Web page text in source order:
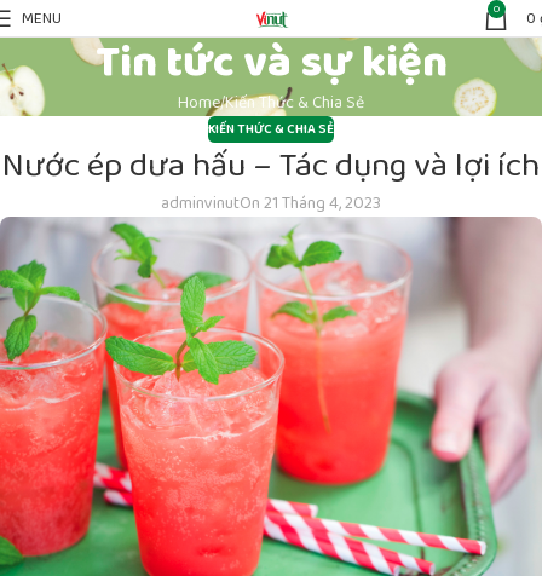
MENU 0 0
Tin tức và sự kiện
HomeKiến Thức & Chia Sẻ
KIẾN THỨC & CHIA SẺ
Nước ép dưa hấu – Tác dụng và lợi ích
adminvinutOn 21 Tháng 4, 2023